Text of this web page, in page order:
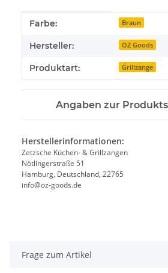
Produkteigenschaft
Wert
Farbe: Braun
Hersteller: OZ Goods
Produktart: Grillzange
Angaben zur
Herstellerinformationen:
Zetzsche Küchen- & Grillzangen
Nötlingerstraße 51
Hamburg, Deutschland, 22765
info@oz-goods.de
Frage zum Artikel